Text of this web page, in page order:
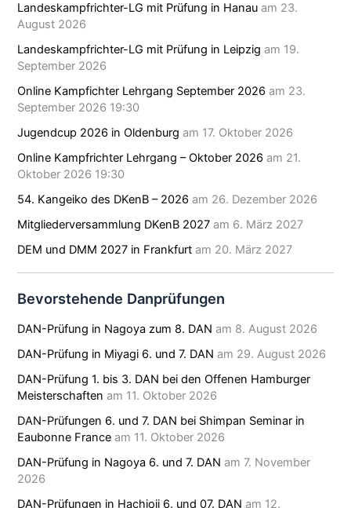
Landeskampfrichter-LG mit Prüfung in Hanau am 23.
August 2026
Landeskampfrichter-LG mit Prüfung in Leipzig am 19.
September 2026
Online Kampfichter Lehrgang September 2026 am 23.
September 2026 19:30
Jugendcup 2026 in Oldenburg am 17. Oktober 2026
Online Kampfrichter Lehrgang – Oktober 2026 am 21.
Oktober 2026 19:30
54. Kangeiko des DKenB – 2026 am 26. Dezember 2026
Mitgliederversammlung DKenB 2027 am 6. März 2027
DEM und DMM 2027 in Frankfurt am 20. März 2027
Bevorstehende Danprüfungen
DAN-Prüfung in Nagoya zum 8. DAN am 8. August 2026
DAN-Prüfung in Miyagi 6. und 7. DAN am 29. August 2026
DAN-Prüfung 1. bis 3. DAN bei den Offenen Hamburger
Meisterschaften am 11. Oktober 2026
DAN-Prüfungen 6. und 7. DAN bei Shimpan Seminar in
Eaubonne France am 11. Oktober 2026
DAN-Prüfung in Nagoya 6. und 7. DAN am 7. November
2026
DAN-Prüfungen in Hachioji 6. und 07. DAN am 12.